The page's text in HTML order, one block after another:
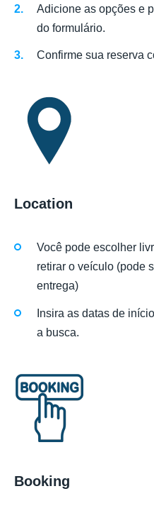
Adicione as opções e
do formulário.
Confirme sua reserva
Location
Você pode escolher
retirar o veículo (pode
entrega)
Insira as datas de
a busca.
Booking